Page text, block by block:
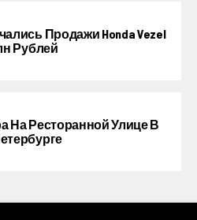
Продажи Honda Vezel
Рублей
На Ресторанной Улице В